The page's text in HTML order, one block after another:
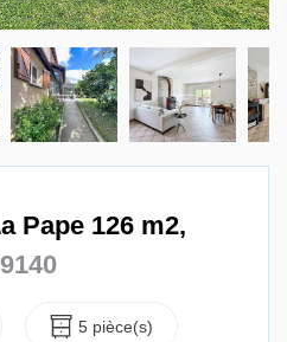
Pape 126 m2,
5 pièce(s)